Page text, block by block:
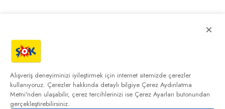
×
Alışveriş deneyiminizi iyileştirmek için internet sitemizde çerezler
kullanıyoruz. Çerezler hakkında detaylı bilgiye Çerez Aydınlatma
Metni'nden ulaşabilir, çerez tercihlerinizi ise Çerez Ayarları butonundan
gerçekleştirebilirsiniz.